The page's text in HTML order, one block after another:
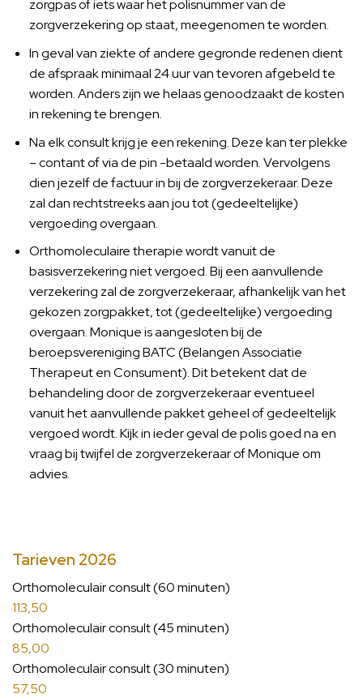
zorgpas of iets waar het polisnummer van de
zorgverzekering op staat, meegenomen te worden.
In geval van ziekte of andere gegronde redenen dient
de afspraak minimaal 24 uur van tevoren afgebeld te
worden. Anders zijn we helaas genoodzaakt de kosten
in rekening te brengen.
Na elk consult krijg je een rekening. Deze kan ter plekke
– contant of via de pin -betaald worden. Vervolgens
dien jezelf de factuur in bij de zorgverzekeraar. Deze
zal dan rechtstreeks aan jou tot (gedeeltelijke)
vergoeding overgaan.
Orthomoleculaire therapie wordt vanuit de
basisverzekering niet vergoed. Bij een aanvullende
verzekering zal de zorgverzekeraar, afhankelijk van het
gekozen zorgpakket, tot (gedeeltelijke) vergoeding
overgaan. Monique is aangesloten bij de
beroepsvereniging BATC (Belangen Associatie
Therapeut en Consument). Dit betekent dat de
behandeling door de zorgverzekeraar eventueel
vanuit het aanvullende pakket geheel of gedeeltelijk
vergoed wordt. Kijk in ieder geval de polis goed na en
vraag bij twijfel de zorgverzekeraar of Monique om
advies.
Tarieven 2026
Orthomoleculair consult (60 minuten)
113,50
Orthomoleculair consult (45 minuten)
85,00
Orthomoleculair consult (30 minuten)
57,50